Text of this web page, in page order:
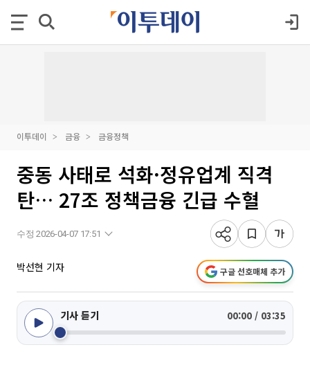
이투데이 금융 금융정책
중동 사태로 석화·정유업계 직격
탄… 27조 정책금융 긴급 수혈
수정 2026-04-07 17:51
박선현 기자 구글 선호매체 추가
기사 듣기 00:00 / 03:35